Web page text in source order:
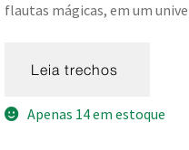
flautas mágicas, em um
Apenas 14 em estoque